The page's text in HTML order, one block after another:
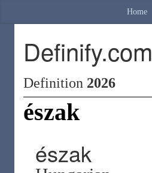
Home
Definify.com
Definition 2026
észak
észak